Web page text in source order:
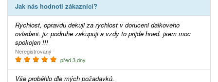
Jak nás hodnotí zákazníci?
Rychlost, opravdu dekuji za rychlost v doruceni dalkoveho
ovladani. jiz podruhe zakupuji a vzdy to prijde hned. jsem moc
spokojen !!!
Neregistrovaný
před 3 dny
Vše proběhlo dle mých požadavků.